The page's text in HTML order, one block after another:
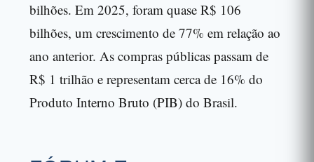
bilhões. Em 2025, foram quase R$ 106
bilhões, um crescimento de 77% em relação ao
ano anterior. As compras públicas passam de
R$ 1 trilhão e representam cerca de 16% do
Produto Interno Bruto (PIB) do Brasil.